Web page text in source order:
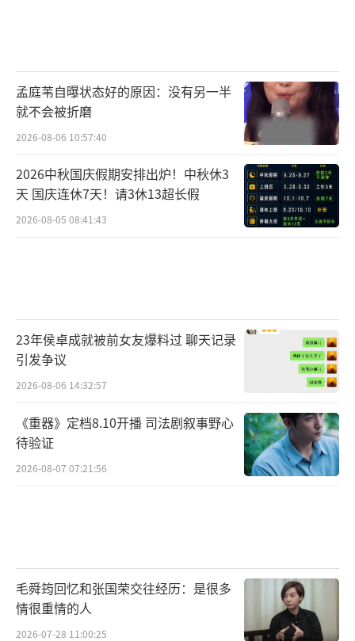
孟庭苇自曝状态好的原因：没有另一半
就不会被折磨
2026-08-06 10:57:40
2026中秋国庆假期安排出炉！中秋休3
天 国庆连休7天！请3休13超长假
2026-08-05 08:41:43
23年侯卓成就被前女友爆料过 聊天记录
引发争议
2026-08-06 14:32:57
《重器》定档8.10开播 司法剧叙事野心
待验证
2026-08-07 07:21:56
毛舜筠回忆和张国荣交往经历：是很多
情很重情的人
2026-07-28 11:00:25